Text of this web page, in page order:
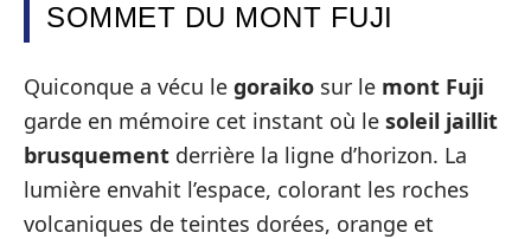
SOMMET DU MONT FUJI
Quiconque a vécu le goraiko sur le mont Fuji
garde en mémoire cet instant où le soleil jaillit
brusquement derrière la ligne d’horizon. La
lumière envahit l’espace, colorant les roches
volcaniques de teintes dorées, orange et